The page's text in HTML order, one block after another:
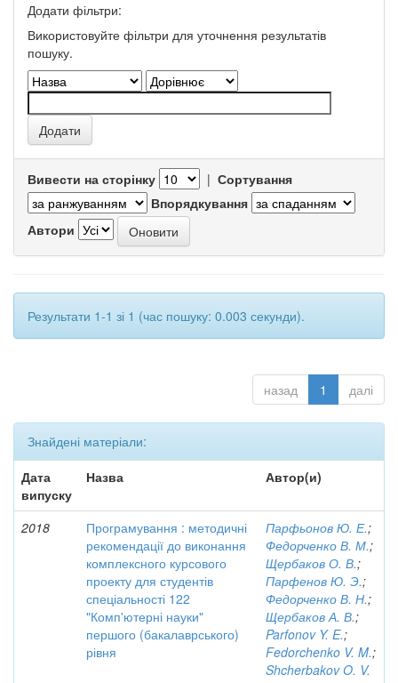
Додати фільтри:
Використовуйте фільтри для уточнення результатів
пошуку.
Вивести на сторінку | Сортування
Впорядкування
Автори
Результати 1-1 зі 1 (час пошуку: 0.003 секунди).
назад 1 далі
Знайдені матеріали:
Дата
випуску
Назва Автор(и)
2018
Програмування : методичні
рекомендації до виконання
комплексного курсового
проекту для студентів
спеціальності 122
"Комп'ютерні науки"
першого (бакалаврського)
рівня
Парфьонов Ю. Е.;
Федорченко В. М.;
Щербаков О. В.;
Парфенов Ю. Э.;
Федорченко В. Н.;
Щербаков А. В.;
Parfonov Y. E.;
Fedorchenko V. M.;
Shcherbakov O. V.